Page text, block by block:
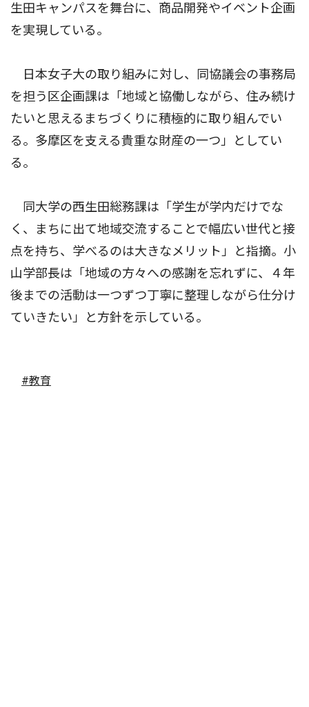
生田キャンパスを舞台に、商品開発やイベント企画
を実現している。
日本女子大の取り組みに対し、同協議会の事務局
を担う区企画課は「地域と協働しながら、住み続け
たいと思えるまちづくりに積極的に取り組んでい
る。多摩区を支える貴重な財産の一つ」としてい
る。
同大学の西生田総務課は「学生が学内だけでな
く、まちに出て地域交流することで幅広い世代と接
点を持ち、学べるのは大きなメリット」と指摘。小
山学部長は「地域の方々への感謝を忘れずに、４年
後までの活動は一つずつ丁寧に整理しながら仕分け
ていきたい」と方針を示している。
#教育